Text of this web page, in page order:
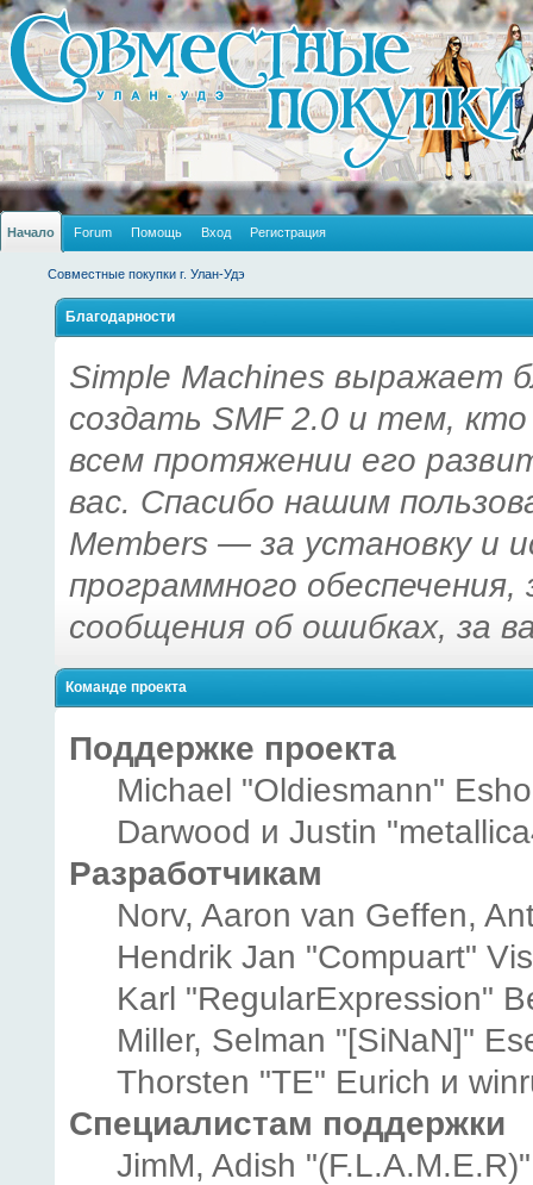
Начало Forum Помощь Вход Регистрация
Совместные покупки г. Улан-Удэ
Благодарности
Simple Machines выражает
создать SMF 2.0 и тем,
всем протяжении его
вас. Спасибо нашим
Members — за установку и
программного
сообщения об ошибках, за
Команде проекта
Поддержке проекта
Michael "Oldiesmann"
Darwood и Justin
Разработчикам
Norv, Aaron van Geffen,
Hendrik Jan "Compuart"
Karl "RegularExpression"
Miller, Selman "[SiNaN]"
Thorsten "TE" Eurich и
Специалистам поддержки
JimM, Adish